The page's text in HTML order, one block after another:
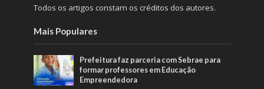
Todos os artigos constam os créditos dos autores.
Mais Populares
Prefeitura faz parceria com Sebrae para
formar professores em Educação
Empreendedora